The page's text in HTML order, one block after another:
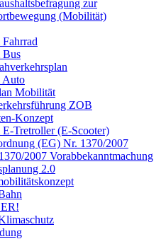
zur
(Mobilität)
Bus
Auto
Mobilität
ZOB
Konzept
Tretroller (E-Scooter)
(EG) Nr. 1370/2007
2007 Vorabbekanntmachung
2.0